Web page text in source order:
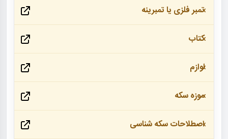
تمبر فلزی یا تمبرینه
کتاب
لوازم
موزه سکه
اصطلاحات سکه شناسی